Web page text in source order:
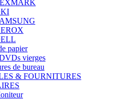
papier
vierges
de bureau
& FOURNITURES